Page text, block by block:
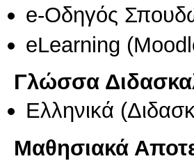
e-Οδηγός
eLearning
Γλώσσα
Ελληνικά
Μαθησιακά